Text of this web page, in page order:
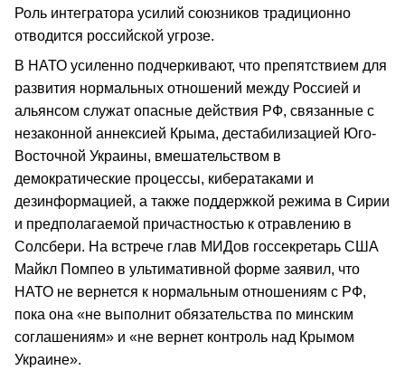
Роль интегратора усилий союзников традиционно
отводится российской угрозе.
В НАТО усиленно подчеркивают, что препятствием для
развития нормальных отношений между Россией и
альянсом служат опасные действия РФ, связанные с
незаконной аннексией Крыма, дестабилизацией Юго-
Восточной Украины, вмешательством в
демократические процессы, кибератаками и
дезинформацией, а также поддержкой режима в Сирии
и предполагаемой причастностью к отравлению в
Солсбери. На встрече глав МИДов госсекретарь США
Майкл Помпео в ультимативной форме заявил, что
НАТО не вернется к нормальным отношениям с РФ,
пока она «не выполнит обязательства по минским
соглашениям» и «не вернет контроль над Крымом
Украине».